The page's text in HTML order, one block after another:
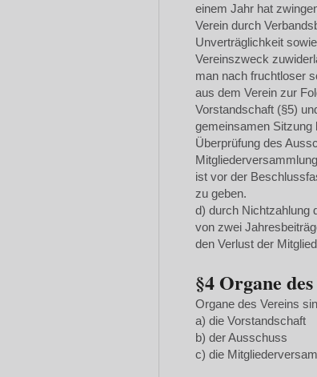
einem Jahr hat
Verein durch
Unverträglichkeit
Vereinszweck
man nach fruchtloser
aus dem Verein zur
Vorstandschaft (§5)
gemeinsamen Sitzung
Überprüfung des
ist vor der
zu geben.
d) durch Nichtzahlung
von zwei
den Verlust der
§4 Organe
Organe des Vereins
a) die Vorstandschaft
b) der Ausschuss
c) die